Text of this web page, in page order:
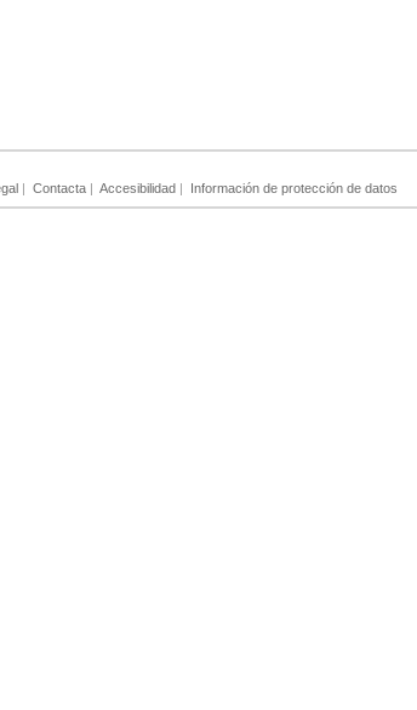
| Contacta | Accesibilidad | Información de protección de datos